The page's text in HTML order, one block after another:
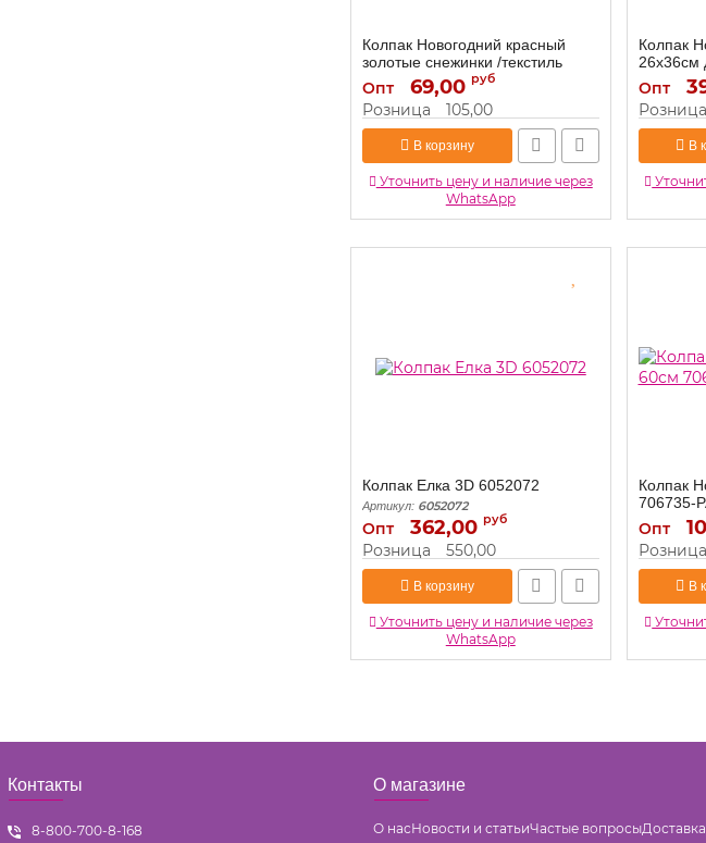
Колпак Новогодний красный
золотые снежинки /текстиль
6230558
6230558
Опт 69,00 руб
Розница 105,00
В корзину
Уточнить цену и наличие через
WhatsApp
Колпак
26х36см
Артикул:
Опт
Розница
В
Колпак Елка 3D 6052072
Артикул: 6052072
Опт 362,00 руб
Розница 550,00
В корзину
Уточнить цену и наличие через
WhatsApp
Колпак
Артикул:
Опт
Розница
В
Контакты
8-800-700-8-168
О магазине
О насНовости и статьиЧастые вопросыДоставка